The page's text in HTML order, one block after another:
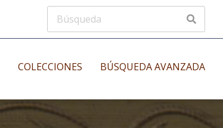
COLECCIONES BÚSQUEDA AVANZADA